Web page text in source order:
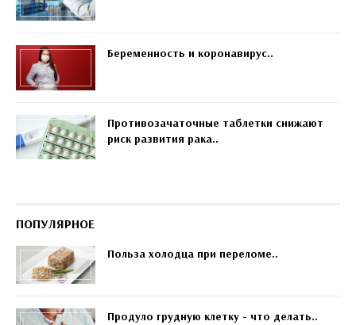
Беременность и коронавирус..
Противозачаточные таблетки снижают
риск развития рака..
ПОПУЛЯРНОЕ
Польза холодца при переломе..
Продуло грудную клетку - что делать..